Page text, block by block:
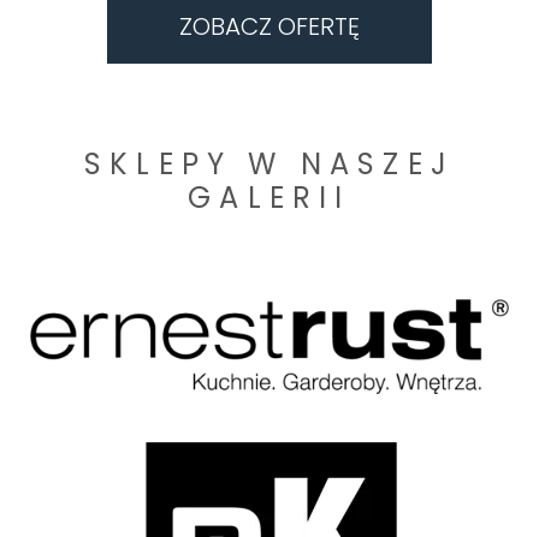
ZOBACZ OFERTĘ
SKLEPY W NASZEJ
GALERII